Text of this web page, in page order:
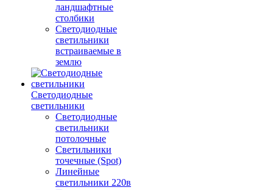
ландшафтные
столбики
Светодиодные
светильники
встраиваемые в
землю
Светодиодные
светильники
Светодиодные
светильники
потолочные
Светильники
точечные (Spot)
Линейные
светильники 220в